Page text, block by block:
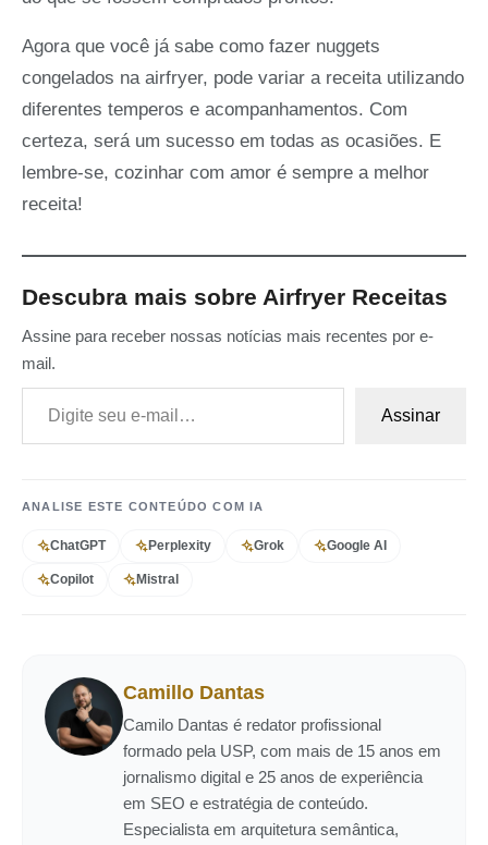
Agora que você já sabe como fazer nuggets
congelados na airfryer, pode variar a receita utilizando
diferentes temperos e acompanhamentos. Com
certeza, será um sucesso em todas as ocasiões. E
lembre-se, cozinhar com amor é sempre a melhor
receita!
Descubra mais sobre Airfryer Receitas
Assine para receber nossas notícias mais recentes por e-
mail.
Digite seu e-mail…
Assinar
ANALISE ESTE CONTEÚDO COM IA
ChatGPT Perplexity Grok Google AI
Copilot Mistral
Camillo Dantas
Camilo Dantas é redator profissional
formado pela USP, com mais de 15 anos em
jornalismo digital e 25 anos de experiência
em SEO e estratégia de conteúdo.
Especialista em arquitetura semântica,